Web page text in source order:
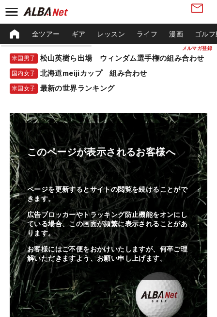
メルマガ登録
全ツアー ギア レッスン ライフ 漫画 ゴル
米国男子 松山英樹ら出場 ウィンダム選手権の組み合わせ
国内女子 北海道meijiカップ 組み合わせ
米国女子 最新の世界ランキング
このページが表示されるお客様へ
ページを更新するとサイトの閲覧を続けることがで
きます。
広告ブロッカーやトラッキング防止機能をオンにし
ている場合、この画面が頻繁に表示されることがあ
ります。
お客様にはご不便をおかけいたしますが、何卒ご理
解いただきますよう、お願い申し上げます。